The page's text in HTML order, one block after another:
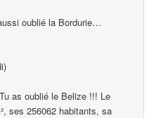
oublié la Bordurie…
as oublié le Belize !!! Le
ses 256062 habitants, sa